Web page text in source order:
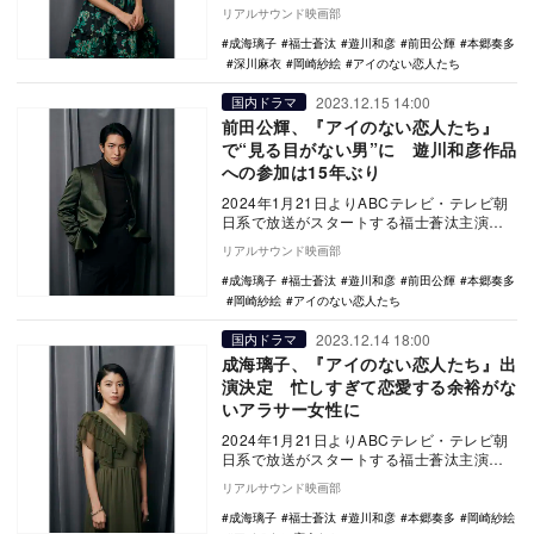
出演す…
リアルサウンド映画部
成海璃子
福士蒼汰 遊川和彦 前田公輝
本郷奏多
深川麻衣
岡崎紗絵 アイのない恋人たち
国内ドラマ 2023.12.15 14:00
前田公輝、『アイのない恋人たち』
で“見る目がない男”に 遊川和彦作品
への参加は15年ぶり
2024年1月21日よりABCテレビ・テレビ朝
日系で放送がスタートする福士蒼汰主演ド
ラマ『アイのない恋人たち』に前田公輝が
出演す…
リアルサウンド映画部
成海璃子
福士蒼汰 遊川和彦 前田公輝
本郷奏多
岡崎紗絵
アイのない恋人たち
国内ドラマ 2023.12.14 18:00
成海璃子、『アイのない恋人たち』出
演決定 忙しすぎて恋愛する余裕がな
いアラサー女性に
2024年1月21日よりABCテレビ・テレビ朝
日系で放送がスタートする福士蒼汰主演ド
ラマ『アイのない恋人たち』に成海璃子が
出演す…
リアルサウンド映画部
成海璃子
福士蒼汰 遊川和彦 本郷奏多
岡崎紗絵